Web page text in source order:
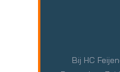
Bij HC